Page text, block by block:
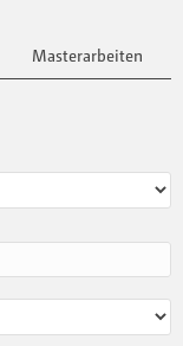
Masterarbeiten